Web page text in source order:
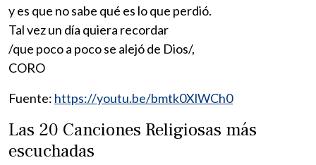
y es que no sabe qué es lo que perdió.
Tal vez un día quiera recordar
/que poco a poco se alejó de Dios/,
CORO
Fuente: https://youtu.be/bmtk0XlWCh0
Las 20 Canciones Religiosas más
escuchadas